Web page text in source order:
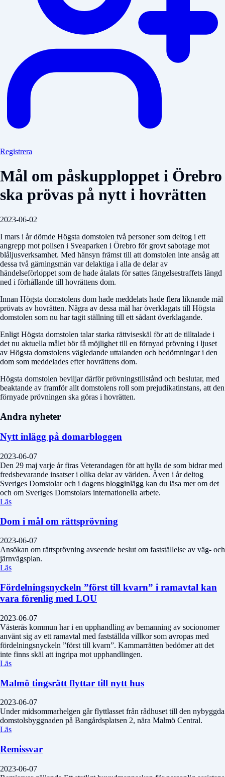
Registrera
Mål om påskupploppet i Örebro
ska prövas på nytt i hovrätten
2023-06-02
I mars i år dömde Högsta domstolen två personer som deltog i ett
angrepp mot polisen i Sveaparken i Örebro för grovt sabotage mot
blåljusverksamhet. Med hänsyn främst till att domstolen inte ansåg att
dessa två gärningsmän var delaktiga i alla de delar av
händelseförloppet som de hade åtalats för sattes fängelsestraffets längd
ned i förhållande till hovrättens dom.
Innan Högsta domstolens dom hade meddelats hade flera liknande mål
prövats av hovrätten. Några av dessa mål har överklagats till Högsta
domstolen som nu har tagit ställning till ett sådant överklagande.
Enligt Högsta domstolen talar starka rättviseskäl för att de tilltalade i
det nu aktuella målet bör få möjlighet till en förnyad prövning i ljuset
av Högsta domstolens vägledande uttalanden och bedömningar i den
dom som meddelades efter hovrättens dom.
Högsta domstolen beviljar därför prövningstillstånd och beslutar, med
beaktande av framför allt domstolens roll som prejudikatinstans, att den
förnyade prövningen ska göras i hovrätten.
Andra nyheter
Nytt inlägg på domarbloggen
2023-06-07
Den 29 maj varje år firas Veterandagen för att hylla de som bidrar med
fredsbevarande insatser i olika delar av världen. Även i år deltog
Sveriges Domstolar och i dagens blogginlägg kan du läsa mer om det
och om Sveriges Domstolars internationella arbete.
Läs
Dom i mål om rättsprövning
2023-06-07
Ansökan om rättsprövning avseende beslut om fastställelse av väg- och
järnvägsplan.
Läs
Fördelningsnyckeln ”först till kvarn” i ramavtal kan
vara förenlig med LOU
2023-06-07
Västerås kommun har i en upphandling av bemanning av socionomer
använt sig av ett ramavtal med fastställda villkor som avropas med
fördelningsnyckeln ”först till kvarn”. Kammarrätten bedömer att det
inte finns skäl att ingripa mot upphandlingen.
Läs
Malmö tingsrätt flyttar till nytt hus
2023-06-07
Under midsommarhelgen går flyttlasset från rådhuset till den nybyggda
domstolsbyggnaden på Bangårdsplatsen 2, nära Malmö Central.
Läs
Remissvar
2023-06-07